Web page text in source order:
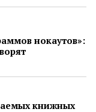
нокаутов»:
книжных